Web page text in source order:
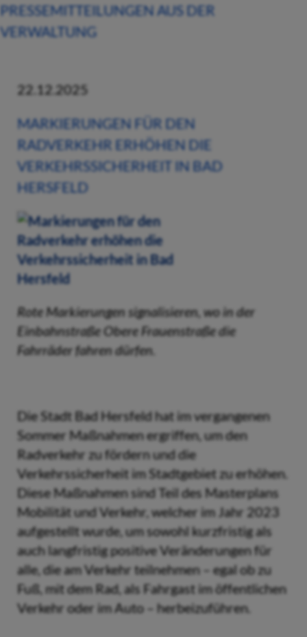
PRESSEMITTEILUNGEN AUS DER
VERWALTUNG
22.12.2025
MARKIERUNGEN FÜR DEN
RADVERKEHR ERHÖHEN DIE
VERKEHRSSICHERHEIT IN BAD
HERSFELD
Rote Markierungen signalisieren, wo in der
Einbahnstraße Obere Frauenstraße die
Fahrräder fahren dürfen.
Die Stadt Bad Hersfeld hat im vergangenen
Sommer Maßnahmen ergriffen, um den
Radverkehr zu fördern und die
Verkehrssicherheit im Stadtgebiet zu erhöhen.
Diese Maßnahmen sind Teil des Masterplans
Mobilität und Verkehr, welcher im Jahr 2023
aufgestellt wurde, um sowohl kurzfristig als
auch langfristig positive Veränderungen für
alle, die am Verkehr teilnehmen – egal ob zu
Fuß, mit dem Rad, als Fahrgast im öffentlichen
Verkehr oder im Auto – herbeizuführen.